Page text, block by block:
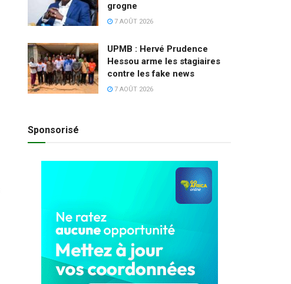
grogne
7 AOÛT 2026
UPMB : Hervé Prudence
Hessou arme les stagiaires
contre les fake news
7 AOÛT 2026
Sponsorisé